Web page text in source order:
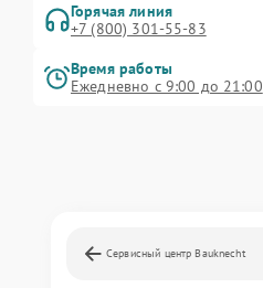
Горячая линия
+7 (800) 301-55-83
Время работы
Ежедневно с 9:00 до 21:00
Сервисный центр Bauknecht